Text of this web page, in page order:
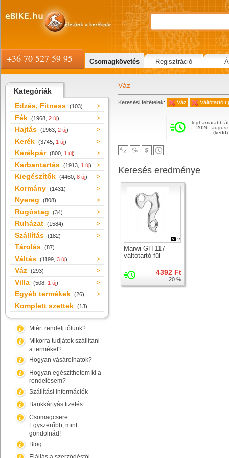
Kategóriák
Edzés, Fitness (103)
Fék (1968, 2 új)
Hajtás (1963, 2 új)
Kerék (3745, 1 új)
Kerékpár (800, 1 új)
Karbantartás (1913, 1 új)
Kiegészítők (4460, 8 új)
Kormány (1431)
Nyereg (808)
Rugóstag (34)
Ruházat (1584)
Szállítás (182)
Tárolás (87)
Váltás (1199, 3 új)
Váz (293)
Villa (508, 1 új)
Egyéb termékek (26)
Komplett szettek (13)
Miért rendelj tőlünk?
Mikorra tudjátok szállítani
a terméket?
Hogyan vásárolhatok?
Hogyan egészíthetem ki a
rendelésem?
Szállítási információk
Bankkártyás fizetés
Csomagcsere.
Egyszerűbb, mint
gondolnád!
Blog
Váz
Keresési feltételek: Váz Váltótartó
leghamarabb
2026.
(kedd)
Keresés eredménye
2
Marwi GH-117
váltótartó fül
4392 Ft
20 %
+36 70 527 59 95 Csomagkövetés Regisztráció